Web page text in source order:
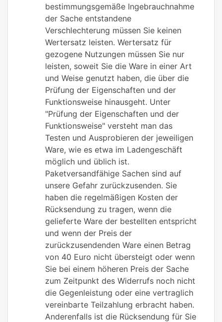
bestimmungsgemäße Ingebrauchnahme
der Sache entstandene
Verschlechterung müssen Sie keinen
Wertersatz leisten. Wertersatz für
gezogene Nutzungen müssen Sie nur
leisten, soweit Sie die Ware in einer Art
und Weise genutzt haben, die über die
Prüfung der Eigenschaften und der
Funktionsweise hinausgeht. Unter
"Prüfung der Eigenschaften und der
Funktionsweise" versteht man das
Testen und Ausprobieren der jeweiligen
Ware, wie es etwa im Ladengeschäft
möglich und üblich ist.
Paketversandfähige Sachen sind auf
unsere Gefahr zurückzusenden. Sie
haben die regelmäßigen Kosten der
Rücksendung zu tragen, wenn die
gelieferte Ware der bestellten entspricht
und wenn der Preis der
zurückzusendenden Ware einen Betrag
von 40 Euro nicht übersteigt oder wenn
Sie bei einem höheren Preis der Sache
zum Zeitpunkt des Widerrufs noch nicht
die Gegenleistung oder eine vertraglich
vereinbarte Teilzahlung erbracht haben.
Anderenfalls ist die Rücksendung für Sie